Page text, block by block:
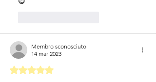
Membro sconosciuto
14 mar 2023
Valutazione 5 stelle su 5.